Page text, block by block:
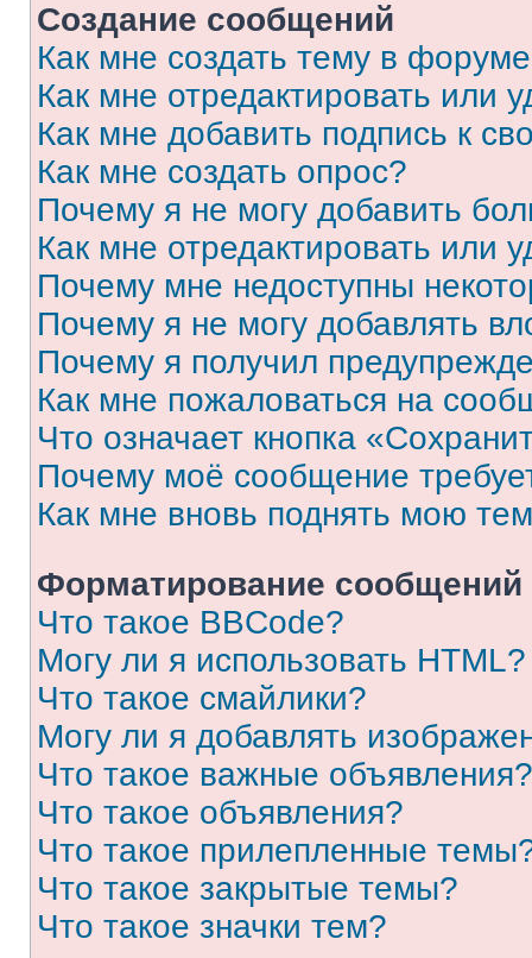
Создание сообщений
Как мне создать тему в
Как мне отредактировать или
Как мне добавить подпись к
Как мне создать опрос?
Почему я не могу добавить
Как мне отредактировать или
Почему мне недоступны
Почему я не могу добавлять
Почему я получил
Как мне пожаловаться на
Что означает кнопка
Почему моё сообщение
Как мне вновь поднять мою
Форматирование
Что такое BBCode?
Могу ли я использовать HTML?
Что такое смайлики?
Могу ли я добавлять
Что такое важные объявления?
Что такое объявления?
Что такое прилепленные
Что такое закрытые темы?
Что такое значки тем?